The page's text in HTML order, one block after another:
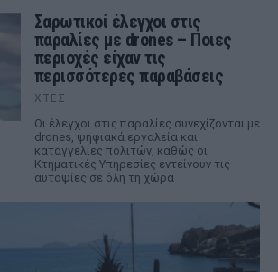
Σαρωτικοί έλεγχοι στις
παραλίες με drones – Ποιες
περιοχές είχαν τις
περισσότερες παραβάσεις
ΧΤΕΣ
Οι έλεγχοι στις παραλίες συνεχίζονται με
drones, ψηφιακά εργαλεία και
καταγγελίες πολιτών, καθώς οι
Κτηματικές Υπηρεσίες εντείνουν τις
αυτοψίες σε όλη τη χώρα